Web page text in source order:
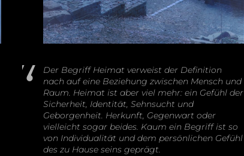
Der Begriff Heimat verweist der Definition
nach auf eine Beziehung zwischen Mensch und
Raum. Heimat ist aber viel mehr: ein Gefühl der
Sicherheit, Identität, Sehnsucht und
Geborgenheit. Herkunft, Gegenwart oder
vielleicht sogar beides. Kaum ein Begriff ist so
von Individualität und dem persönlichen Gefühl
des zu Hause seins geprägt.